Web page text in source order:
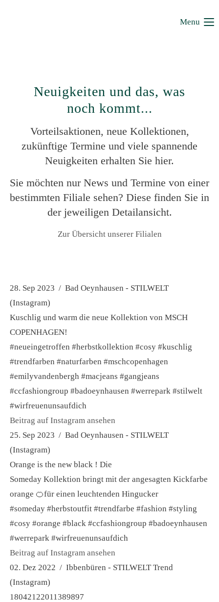
Menu
Neuigkeiten und das, was
noch kommt...
Vorteilsaktionen, neue Kollektionen,
zukünftige Termine und viele spannende
Neuigkeiten erhalten Sie hier.
Sie möchten nur News und Termine von einer
bestimmten Filiale sehen? Diese finden Sie in
der jeweiligen Detailansicht.
Zur Übersicht unserer Filialen
28. Sep 2023 / Bad Oeynhausen - STILWELT
(Instagram)
Kuschlig und warm die neue Kollektion von MSCH
COPENHAGEN!
#neueingetroffen #herbstkollektion #cosy #kuschlig
#trendfarben #naturfarben #mschcopenhagen
#emilyvandenbergh #macjeans #gangjeans
#ccfashiongroup #badoeynhausen #werrepark #stilwelt
#wirfreuenunsaufdich
Beitrag auf Instagram ansehen
25. Sep 2023 / Bad Oeynhausen - STILWELT
(Instagram)
Orange is the new black ! Die
Someday Kollektion bringt mit der angesagten Kickfarbe
orange 🍊für einen leuchtenden Hingucker
#someday #herbstoutfit #trendfarbe #fashion #styling
#cosy #orange #black #ccfashiongroup #badoeynhausen
#werrepark #wirfreuenunsaufdich
Beitrag auf Instagram ansehen
02. Dez 2022 / Ibbenbüren - STILWELT Trend
(Instagram)
18042122011389897